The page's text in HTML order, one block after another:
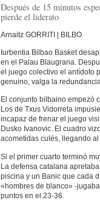
Después de 15 minutos
pierde el liderato
Arnaitz GORRITI | BILBO
Iurbentia Bilbao Basket
en el Palau Blaugrana.
el juego colectivo el antídoto
genuino, valga la
El conjunto bilbaino empezó
Los de Txus Vidorreta
incapaz de frenar el juego
Dusko Ivanovic. El cuadro
acometidas culés, llegando
Si el primer cuarto terminó
La defensa catalana
piscina y un Banic que cada
«hombres de blanco» -
puntos en el 23-36.